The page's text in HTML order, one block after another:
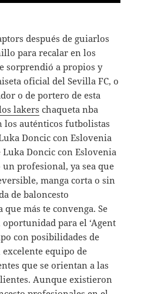
después de guiarlos
para recalar en los
sorprendió a propios y
oficial del Sevilla FC, o
o de portero de esta
lakers chaqueta nba
los auténticos futbolistas
Doncic con Eslovenia
Luka Doncic con Eslovenia
un profesional, ya sea que
manga corta o sin
de baloncesto
que más te convenga. Se
para el ‘Agent
con posibilidades de
equipo de
que se orientan a las
Aunque existieron